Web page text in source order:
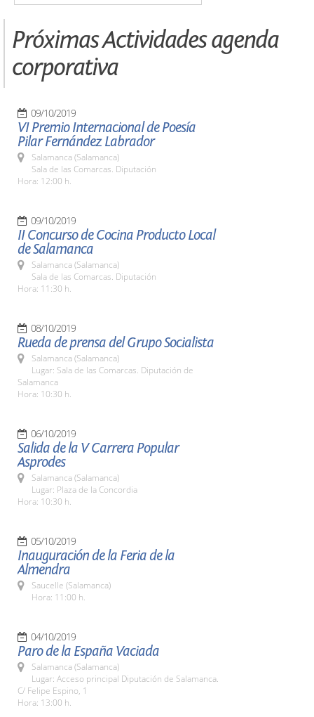
Próximas Actividades agenda
corporativa
09/10/2019
VI Premio Internacional de Poesía
Pilar Fernández Labrador
Salamanca (Salamanca)
Sala de las Comarcas. Diputación
Hora: 12:00 h.
09/10/2019
II Concurso de Cocina Producto Local
de Salamanca
Salamanca (Salamanca)
Sala de las Comarcas. Diputación
Hora: 11:30 h.
08/10/2019
Rueda de prensa del Grupo Socialista
Salamanca (Salamanca)
Lugar: Sala de las Comarcas. Diputación de
Salamanca
Hora: 10:30 h.
06/10/2019
Salida de la V Carrera Popular
Asprodes
Salamanca (Salamanca)
Lugar: Plaza de la Concordia
Hora: 10:30 h.
05/10/2019
Inauguración de la Feria de la
Almendra
Saucelle (Salamanca)
Hora: 11:00 h.
04/10/2019
Paro de la España Vaciada
Salamanca (Salamanca)
Lugar: Acceso principal Diputación de Salamanca.
C/ Felipe Espino, 1
Hora: 13:00 h.